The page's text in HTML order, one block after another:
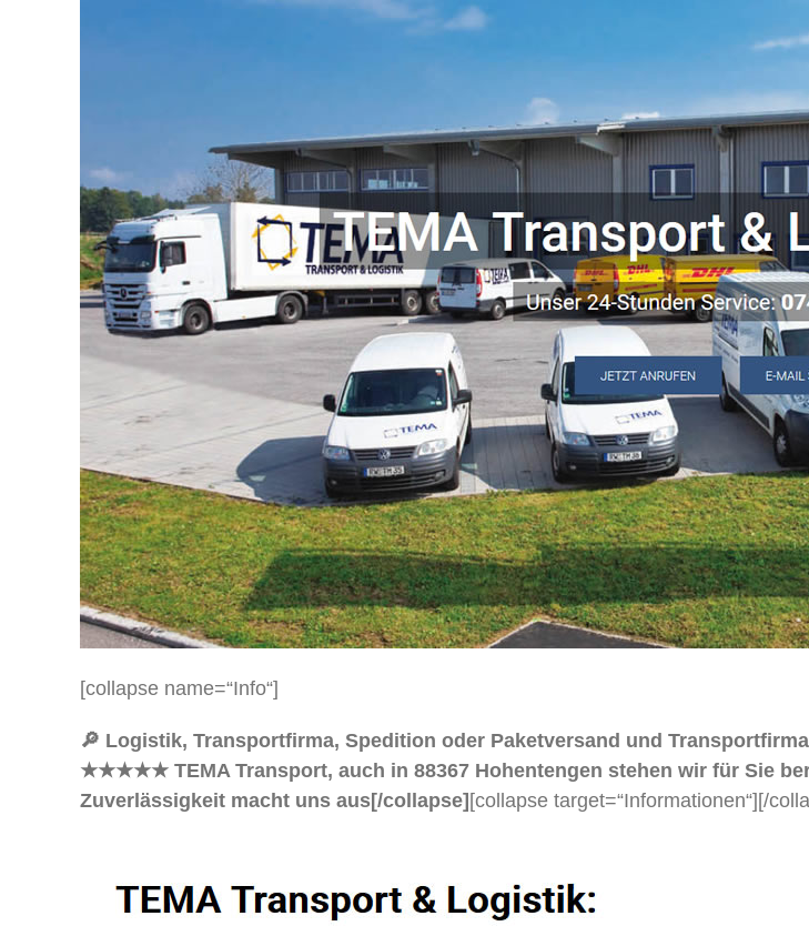
[collapse name=“Info“]
🔎 Logistik, Transportfirma, Spedition oder Paketversand und
★★★★★ TEMA Transport, auch in 88367 Hohentengen stehen wir für Sie
Zuverlässigkeit macht uns aus[/collapse][collapse target=“Informationen“][/